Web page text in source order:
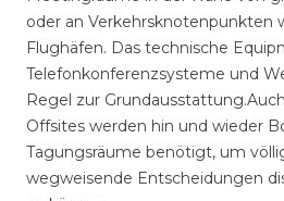
oder an Verkehrsknotenpunkten
Flughäfen. Das technische
Telefonkonferenzsysteme und
Regel zur
Offsites werden hin und wieder
Tagungsräume benötigt, um
wegweisende Entscheidungen